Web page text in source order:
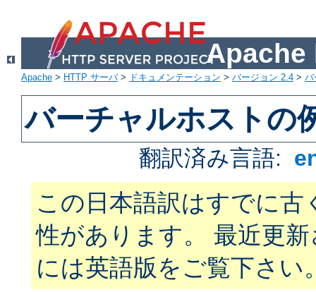
Apache
Apache > HTTP サーバ> ドキュメンテーション > バージョン 2.4 > バ
バーチャルホストの
翻訳済み言語:
この日本語訳はすでに古
性があります。 最近更
には英語版をご覧下さい